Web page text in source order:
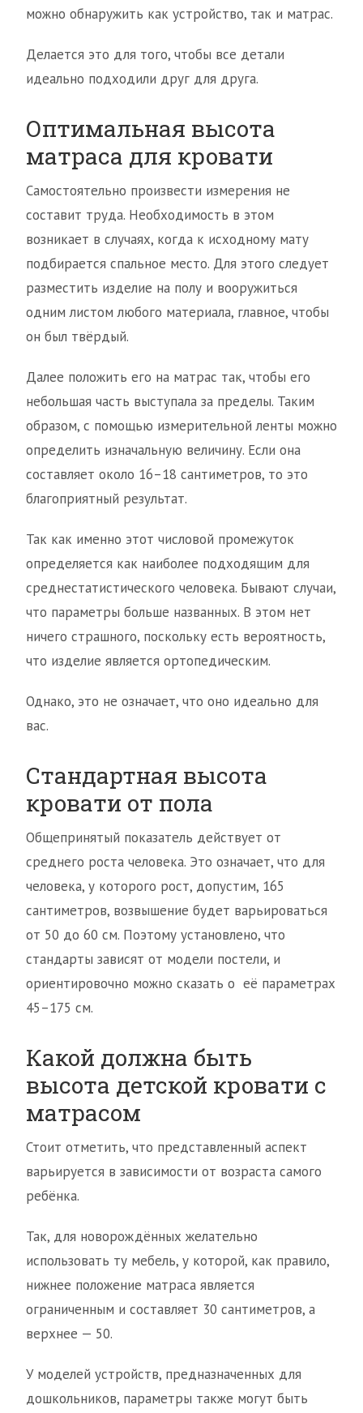
можно обнаружить как устройство, так и матрас.
Делается это для того, чтобы все детали
идеально подходили друг для друга.
Оптимальная высота
матраса для кровати
Самостоятельно произвести измерения не
составит труда. Необходимость в этом
возникает в случаях, когда к исходному мату
подбирается спальное место. Для этого следует
разместить изделие на полу и вооружиться
одним листом любого материала, главное, чтобы
он был твёрдый.
Далее положить его на матрас так, чтобы его
небольшая часть выступала за пределы. Таким
образом, с помощью измерительной ленты можно
определить изначальную величину. Если она
составляет около 16–18 сантиметров, то это
благоприятный результат.
Так как именно этот числовой промежуток
определяется как наиболее подходящим для
среднестатистического человека. Бывают случаи,
что параметры больше названных. В этом нет
ничего страшного, поскольку есть вероятность,
что изделие является ортопедическим.
Однако, это не означает, что оно идеально для
вас.
Стандартная высота
кровати от пола
Общепринятый показатель действует от
среднего роста человека. Это означает, что для
человека, у которого рост, допустим, 165
сантиметров, возвышение будет варьироваться
от 50 до 60 см. Поэтому установлено, что
стандарты зависят от модели постели, и
ориентировочно можно сказать о её параметрах
45–175 см.
Какой должна быть
высота детской кровати с
матрасом
Стоит отметить, что представленный аспект
варьируется в зависимости от возраста самого
ребёнка.
Так, для новорождённых желательно
использовать ту мебель, у которой, как правило,
нижнее положение матраса является
ограниченным и составляет 30 сантиметров, а
верхнее — 50.
У моделей устройств, предназначенных для
дошкольников, параметры также могут быть